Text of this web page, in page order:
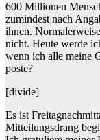
600 Millionen
zumindest nach
ihnen.
nicht. Heute werde
wenn ich alle meine
poste?
[divide]
Es ist
Mitteilungsdrang